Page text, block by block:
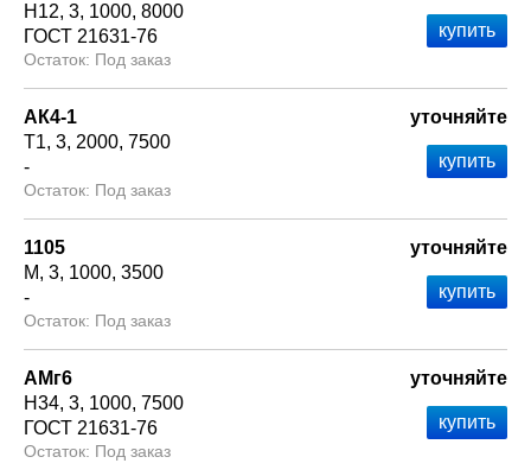
Н12 3 1000 8000
ГОСТ 21631-76
Под заказ
АК4-1
Т1 3 2000 7500
-
Под заказ
уточняйте
1105
М 3 1000 3500
-
Под заказ
уточняйте
АМг6
Н34 3 1000 7500
ГОСТ 21631-76
Под заказ
уточняйте